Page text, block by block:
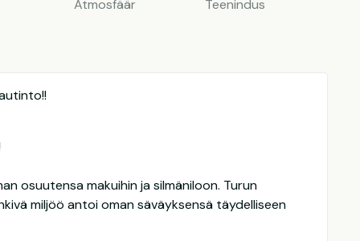
Atmosfäär Teenindus
osuutensa makuihin ja silmäniloon. Turun
miljöö antoi oman säväyksensä täydelliseen